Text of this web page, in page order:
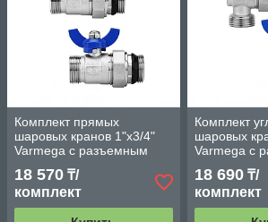
Комплект прямых
шаровых кранов 1"х3/4"
Varmega с разъемным
соединением для
коллекторных групп
18 570 ₸/
комплект
Комплект
шаровых
Varmega с
18 690₸/
комплект